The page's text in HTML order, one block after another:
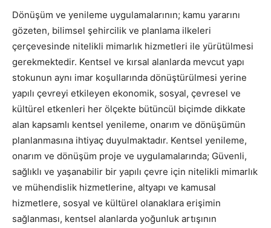
Dönüşüm ve yenileme uygulamalarının; kamu yararını
gözeten, bilimsel şehircilik ve planlama ilkeleri
çerçevesinde nitelikli mimarlık hizmetleri ile yürütülmesi
gerekmektedir. Kentsel ve kırsal alanlarda mevcut yapı
stokunun aynı imar koşullarında dönüştürülmesi yerine
yapılı çevreyi etkileyen ekonomik, sosyal, çevresel ve
kültürel etkenleri her ölçekte bütüncül biçimde dikkate
alan kapsamlı kentsel yenileme, onarım ve dönüşümün
planlanmasına ihtiyaç duyulmaktadır. Kentsel yenileme,
onarım ve dönüşüm proje ve uygulamalarında; Güvenli,
sağlıklı ve yaşanabilir bir yapılı çevre için nitelikli mimarlık
ve mühendislik hizmetlerine, altyapı ve kamusal
hizmetlere, sosyal ve kültürel olanaklara erişimin
sağlanması, kentsel alanlarda yoğunluk artışının